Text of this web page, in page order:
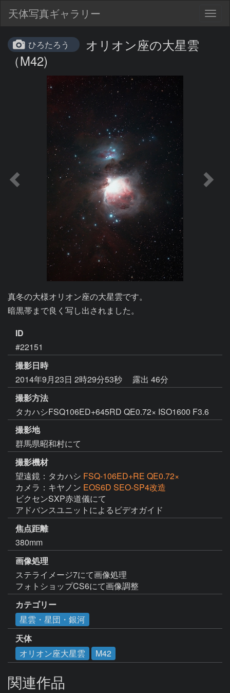
天体写真ギャラリー
ひろたろう
オリオン座の大星雲
（M42)
真冬の大様オリオン座の大星雲です。
暗黒帯まで良く写し出されました。
ID
#22151
撮影日時
2014年9月23日 2時29分53秒
露出 46分
撮影方法
タカハシFSQ106ED+645RD QE0.72× ISO1600 F3.6
撮影地
群馬県昭和村にて
撮影機材
望遠鏡：タカハシ FSQ-106ED+RE QE0.72×
カメラ：キヤノン EOS6D SEO-SP4改造
ビクセンSXP赤道儀にて
アドバンスユニットによるビデオガイド
焦点距離
380mm
画像処理
ステライメージ7にて画像処理
フォトショップCS6にて画像調整
カテゴリー
星雲・星団・銀河
天体
オリオン座大星雲
M42
関連作品